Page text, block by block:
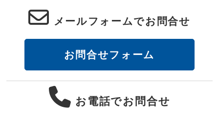
メールフォームでお問合せ
お問合せフォーム
お電話でお問合せ